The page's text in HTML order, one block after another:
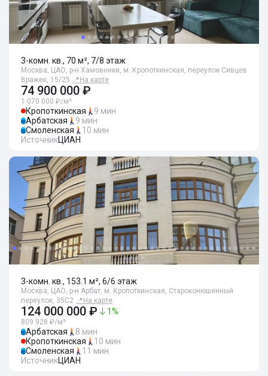
3-комн. кв., 70 м², 7/8 этаж
Москва, ЦАО, р-н Хамовники, м. Кропоткинская, переулок Сивцев
Вражек, 15/25 📍 На карте
74 900 000 ₽
1 070 000 ₽/м²
Кропоткинская
9 мин
Арбатская
9 мин
Смоленская
10 мин
ИсточникЦИАН
3-комн. кв., 153.1 м², 6/6 этаж
Москва, ЦАО, р-н Арбат, м. Кропоткинская, Староконюшенный
переулок, 35С2 📍 На карте
124 000 000 ₽ 1%
809 928 ₽/м²
Арбатская
8 мин
Кропоткинская
10 мин
Смоленская
11 мин
ИсточникЦИАН